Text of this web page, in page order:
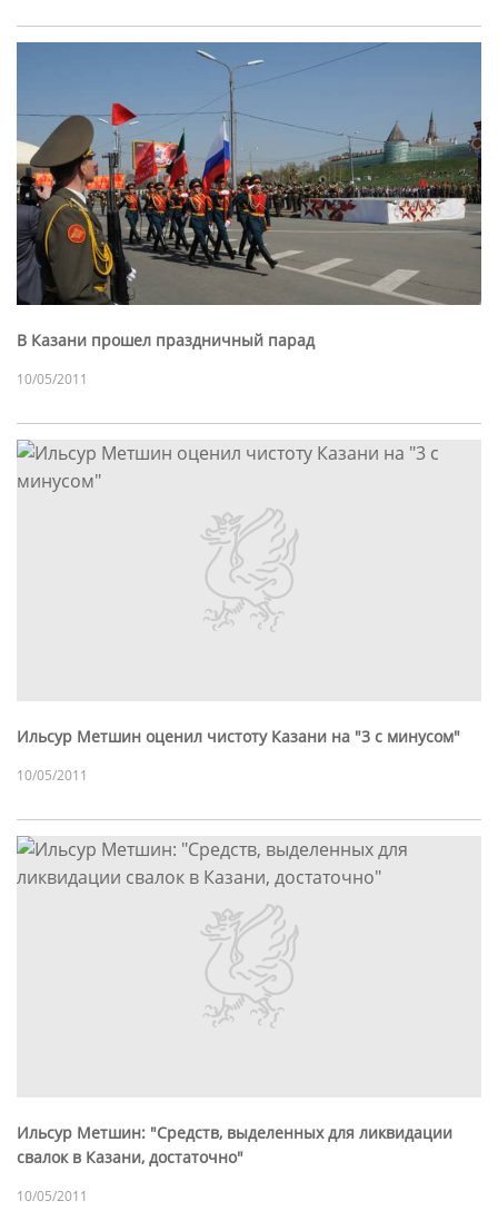
В Казани прошел праздничный парад
10/05/2011
Ильсур Метшин оценил чистоту Казани на "3 с минусом"
10/05/2011
Ильсур Метшин: "Средств, выделенных для ликвидации
свалок в Казани, достаточно"
10/05/2011